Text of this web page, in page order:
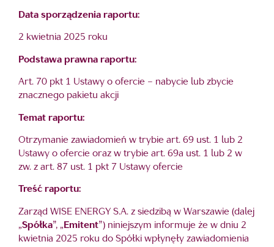
Data sporządzenia raportu:
2 kwietnia 2025 roku
Podstawa prawna raportu:
Art. 70 pkt 1 Ustawy o ofercie – nabycie lub zbycie
znacznego pakietu akcji
Temat raportu:
Otrzymanie zawiadomień w trybie art. 69 ust. 1 lub 2
Ustawy o ofercie oraz w trybie art. 69a ust. 1 lub 2 w
zw. z art. 87 ust. 1 pkt 7 Ustawy ofercie
Treść raportu:
Zarząd WISE ENERGY S.A. z siedzibą w Warszawie (dalej
„Spółka”, „ Emitent”) niniejszym informuje że w dniu 2
kwietnia 2025 roku do Spółki wpłynęły zawiadomienia